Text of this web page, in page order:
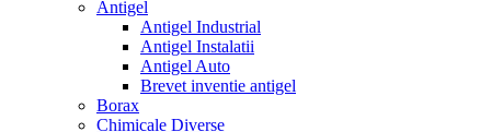
Antigel
Antigel Industrial
Antigel Instalatii
Antigel Auto
Brevet inventie antigel
Borax
Chimicale Diverse